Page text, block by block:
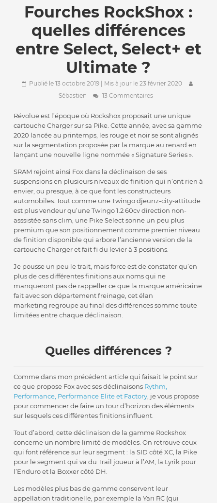
Fourches RockShox :
quelles différences
entre Select, Select+ et
Ultimate ?
Publié le 13 octobre 2019| Mis à jour le 23 février 2020
Sébastien
13 Commentaires
Révolue est l’époque où Rockshox proposait une unique
cartouche Charger sur sa Pike. Cette année, avec sa gamme
2020 lancée au printemps, les rouge et noir se sont alignés
sur la segmentation proposée par la marque au renard en
lançant une nouvelle ligne nommée « Signature Series ».
SRAM rejoint ainsi Fox dans la déclinaison de ses
suspensions en plusieurs niveaux de finition qui n’ont rien à
envier, ou presque, à ce que font les constructeurs
automobiles. Tout comme une Twingo djeunz-city-attitude
est plus vendeur qu’une Twingo 1.2 60cv direction non-
asssistée sans clim, une Pike Select sonne un peu plus
premium que son positionnement comme premier niveau
de finition disponible qui arbore l’ancienne version de la
cartouche Charger et fait fi du levier à 3 positions.
Je pousse un peu le trait, mais force est de constater qu’en
plus de ces différentes finitions aux noms qui ne
manqueront pas de rappeller ce que la marque américaine
fait avec son département freinage, cet élan
marketing regroupe au final des différences somme toute
limitées entre chaque déclinaison.
Quelles différences ?
Comme dans mon précédent article qui faisait le point sur
ce que propose Fox avec ses déclinaisons Rythm,
Performance, Performance Elite et Factory, je vous propose
pour commencer de faire un tour d’horizon des éléments
sur lesquels ces différentes finitions influent.
Tout d’abord, cette déclinaison de la gamme Rockshox
concerne un nombre limité de modèles. On retrouve ceux
qui font référence sur leur segment : la SID côté XC, la Pike
pour le segment qui va du Trail joueur à l’AM, la Lyrik pour
l’Enduro et la Boxxer côté DH.
Les modèles plus bas de gamme conservent leur
appellation traditionelle, par exemple la Yari RC (qui